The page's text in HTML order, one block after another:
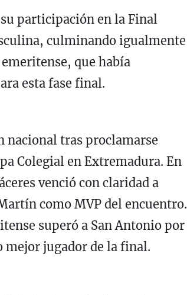
participación en la Final
culminando igualmente
que había
esta fase final.
nacional tras proclamarse
Colegial en Extremadura. En
venció con claridad a
como MVP del encuentro.
superó a San Antonio por
mejor jugador de la final.